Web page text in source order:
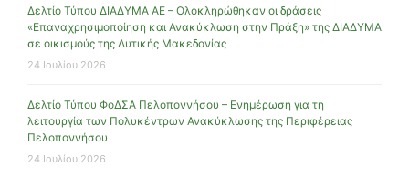
Δελτίο Τύπου ΔΙΑΔΥΜΑ ΑΕ – Ολοκληρώθηκαν οι δράσεις
«Επαναχρησιμοποίηση και Ανακύκλωση στην Πράξη» της ΔΙΑΔΥΜΑ
σε οικισμούς της Δυτικής Μακεδονίας
24 Ιουλίου 2026
Δελτίο Τύπου ΦοΔΣΑ Πελοποννήσου – Ενημέρωση για τη
λειτουργία των Πολυκέντρων Ανακύκλωσης της Περιφέρειας
Πελοποννήσου
24 Ιουλίου 2026